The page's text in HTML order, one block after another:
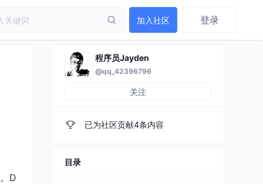
加入社区 登录
D
程序员Jayden
@qq_42396796
关注
已为社区贡献4条内容
目录